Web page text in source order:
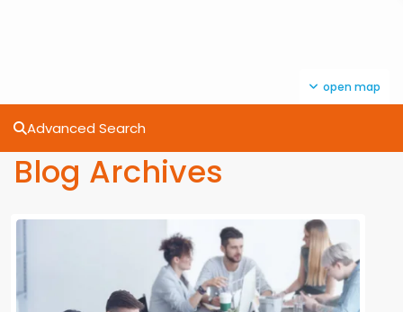
open map
Advanced Search
Blog Archives